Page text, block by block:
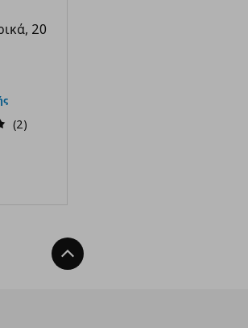
20
τιμή
(2)
αγαπημένα
Back To Top